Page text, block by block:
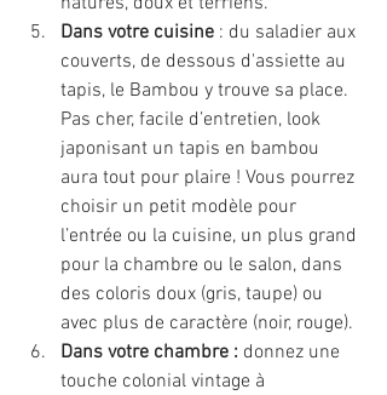
Dans votre cuisine : du saladier aux
couverts, de dessous d'assiette au
tapis, le Bambou y trouve sa place.
Pas cher, facile d’entretien, look
japonisant un tapis en bambou
aura tout pour plaire ! Vous pourrez
choisir un petit modèle pour
l’entrée ou la cuisine, un plus grand
pour la chambre ou le salon, dans
des coloris doux (gris, taupe) ou
avec plus de caractère (noir, rouge).
Dans votre chambre : donnez une
touche colonial vintage à